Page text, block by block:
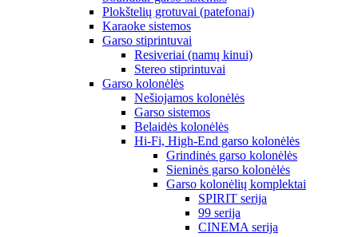
Plokštelių grotuvai (patefonai)
Karaoke sistemos
Garso stiprintuvai
Resiveriai (namų kinui)
Stereo stiprintuvai
Garso kolonėlės
Nešiojamos kolonėlės
Garso sistemos
Belaidės kolonėlės
Hi-Fi, High-End garso kolonėlės
Grindinės garso kolonėlės
Sieninės garso kolonėlės
Garso kolonėlių komplektai
SPIRIT serija
99 serija
CINEMA serija